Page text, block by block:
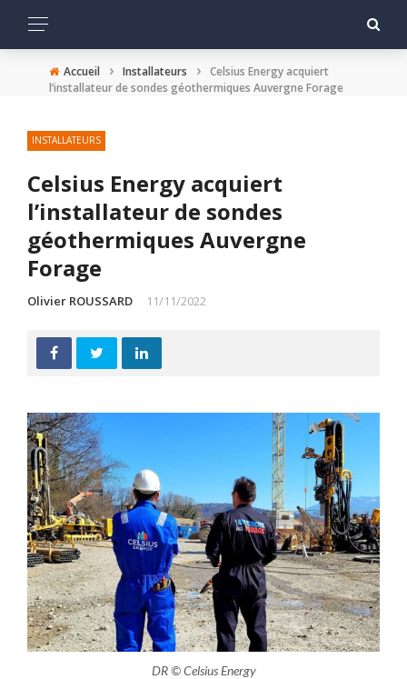
Accueil › Installateurs › Celsius Energy acquiert
l’installateur de sondes géothermiques Auvergne Forage
INSTALLATEURS
Celsius Energy acquiert
l’installateur de sondes
géothermiques Auvergne
Forage
Olivier ROUSSARD 11/11/2022
DR © Celsius Energy